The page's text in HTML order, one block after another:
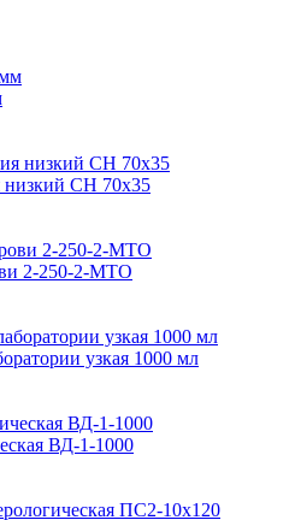
низкий СН 70х35
2-250-2-МТО
узкая 1000 мл
ВД-1-1000